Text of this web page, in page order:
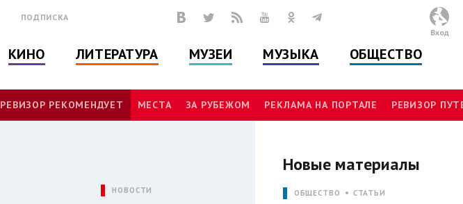
ПОДПИСКА
КИНО ЛИТЕРАТУРА МУЗЕИ МУЗЫКА ОБЩЕСТВО
Вход
РЕВИЗОР РЕКОМЕНДУЕТ МЕСТА ЗА РУБЕЖОМ РЕКЛАМА НА ПОРТАЛЕ РЕВИЗОР
НОВОСТИ
Новые материалы
ОБЩЕСТВО СТАТЬИ